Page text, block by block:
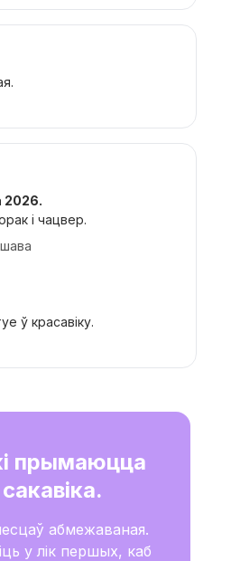
2026.
і чацвер.
ў красавіку.
прымаюцца
абмежаваная.
у лік першых, каб